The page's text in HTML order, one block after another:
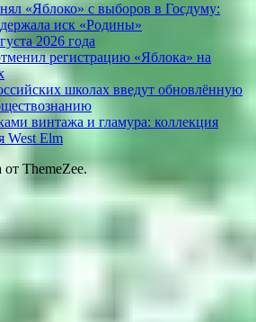
«Яблоко» с выборов в Госдуму:
иск «Родины»
2026 года
регистрацию «Яблока» на
школах введут обновлённую
винтажа и гламура: коллекция
West Elm
от ThemeZee.